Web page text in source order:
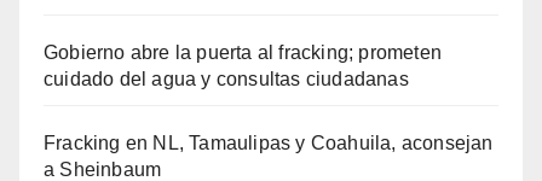
Gobierno abre la puerta al fracking; prometen
cuidado del agua y consultas ciudadanas
Fracking en NL, Tamaulipas y Coahuila, aconsejan
a Sheinbaum